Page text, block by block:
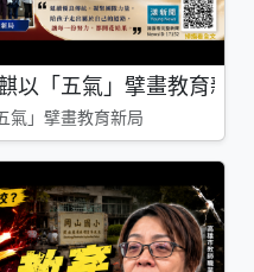
以「五氣」擘畫教育新局
氣」擘畫教育新局